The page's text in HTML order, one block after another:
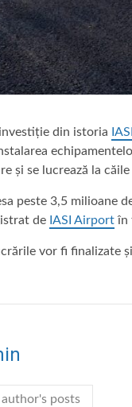
din istoria
și se lucrează la
peste 3,5 milioane
de IASI Airport în
vor fi finalizate
author's posts